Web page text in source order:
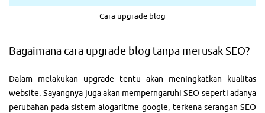
Cara upgrade blog
Bagaimana cara upgrade blog tanpa merusak SEO?
Dalam melakukan upgrade tentu akan meningkatkan kualitas
website. Sayangnya juga akan memperngaruhi SEO seperti adanya
perubahan pada sistem alogaritme google, terkena serangan SEO